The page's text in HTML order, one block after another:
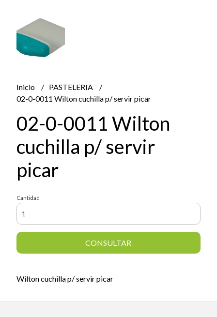
Inicio
PASTELERIA
02-0-0011 Wilton cuchilla p/ servir picar
02-0-0011 Wilton
cuchilla p/ servir
picar
Cantidad
CONSULTAR
Wilton cuchilla p/ servir picar